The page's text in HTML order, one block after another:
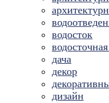
водосток
дача
декор
дизайн